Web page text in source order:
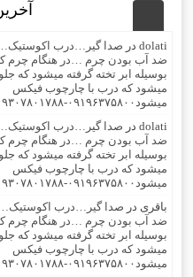
dolati در صدا گیر…درب
ضد آب بودن چرم …در هنگام چرم
بوسیله ابر تخته گرفته میشود که
میشود که درب با چارچوب فیکس
میشود۰۹۱۹۶۳۷۵۸۰۰-۰۹۳۰۷۸۰۱۷۸۸مهندس دولتی
dolati در صدا گیر…درب
ضد آب بودن چرم …در هنگام چرم
بوسیله ابر تخته گرفته میشود که
میشود که درب با چارچوب فیکس
میشود۰۹۱۹۶۳۷۵۸۰۰-۰۹۳۰۷۸۰۱۷۸۸مهندس دولتی
باقری در صدا گیر…درب
ضد آب بودن چرم …در هنگام چرم
بوسیله ابر تخته گرفته میشود که
میشود که درب با چارچوب فیکس
میشود۰۹۱۹۶۳۷۵۸۰۰-۰۹۳۰۷۸۰۱۷۸۸مهندس دولتی